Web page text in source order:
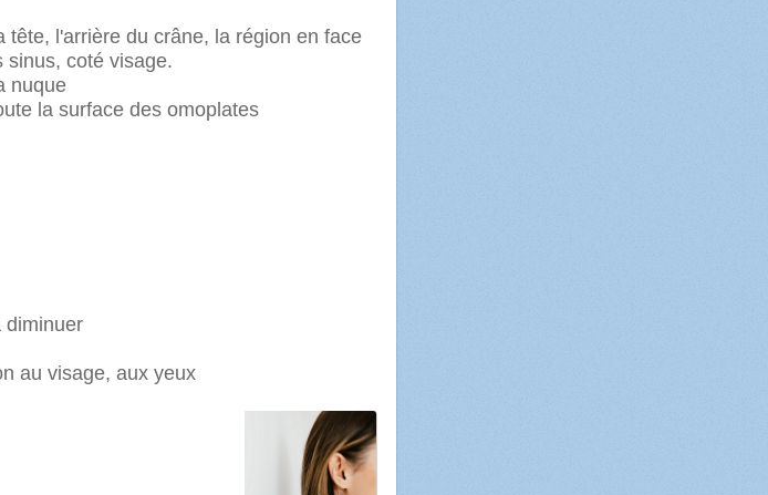
tête, l'arrière du crâne, la région en face
sinus, coté visage.
nuque
la surface des omoplates
au visage, aux yeux